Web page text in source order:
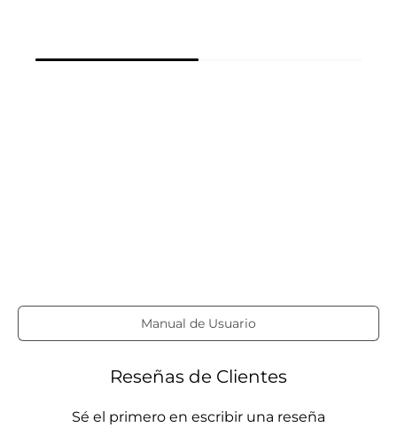
Manual de Usuario
Reseñas de Clientes
Sé el primero en escribir una reseña